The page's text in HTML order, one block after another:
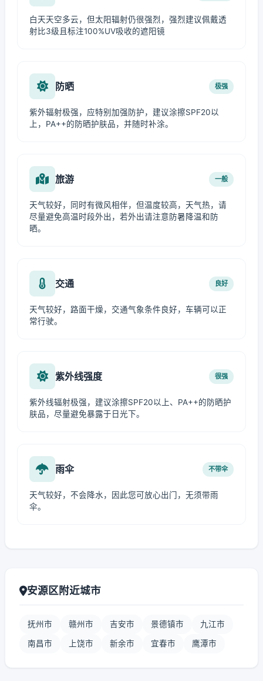
白天天空多云，但太阳辐射仍很强烈，强烈建议佩戴透
射比3级且标注100%UV吸收的遮阳镜
防晒 极强
紫外辐射极强，应特别加强防护，建议涂擦SPF20以
上，PA++的防晒护肤品，并随时补涂。
旅游 一般
天气较好，同时有微风相伴，但温度较高，天气热，请
尽量避免高温时段外出，若外出请注意防暑降温和防
晒。
交通 良好
天气较好，路面干燥，交通气象条件良好，车辆可以正
常行驶。
紫外线强度 很强
紫外线辐射极强，建议涂擦SPF20以上、PA++的防晒护
肤品，尽量避免暴露于日光下。
雨伞 不带伞
天气较好，不会降水，因此您可放心出门，无须带雨
伞。
安源区附近城市
抚州市 赣州市 吉安市 景德镇市 九江市
南昌市 上饶市 新余市 宜春市 鹰潭市